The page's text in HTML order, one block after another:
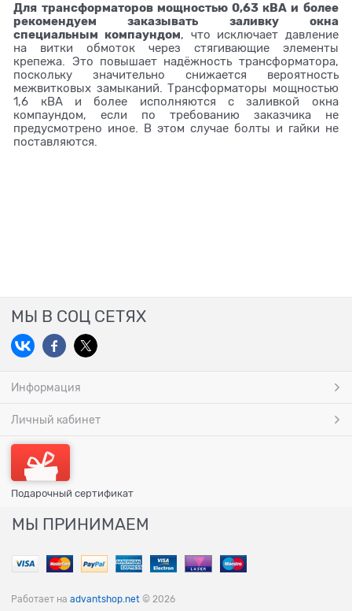
Для трансформаторов мощностью 0,63 кВА и более
рекомендуем заказывать заливку окна
специальным компаундом, что исключает давление
на витки обмоток через стягивающие элементы
крепежа. Это повышает надёжность трансформатора,
поскольку значительно снижается вероятность
межвитковых замыканий. Трансформаторы мощностью
1,6 кВА и более исполняются с заливкой окна
компаундом, если по требованию заказчика не
предусмотрено иное. В этом случае болты и гайки не
поставляются.
МЫ В СОЦ СЕТЯХ
Информация
Личный кабинет
Подарочный сертификат
МЫ ПРИНИМАЕМ
Работает на advantshop.net © 2026